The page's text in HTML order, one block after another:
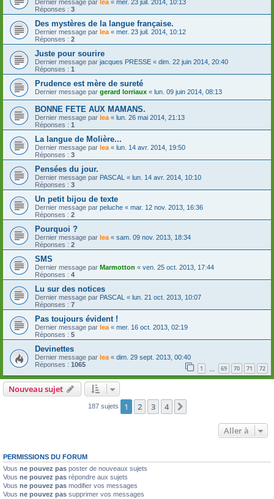
Dernier message par lea« mer. 23 juil. 2014, 10:13
Réponses : 3
Des mystères de la langue française.
Dernier message par lea« mer. 23 juil. 2014, 10:12
Réponses : 2
Juste pour sourire
Dernier message par jacques PRESSE « dim. 22 juin 2014, 20:40
Réponses : 1
Prudence est mère de sureté
Dernier message par gerard lorriaux « lun. 09 juin 2014, 08:13
BONNE FETE AUX MAMANS.
Dernier message par lea« lun. 26 mai 2014, 21:13
Réponses : 1
La langue de Molière...
Dernier message par lea« lun. 14 avr. 2014, 19:50
Réponses : 3
Pensées du jour.
Dernier message par PASCAL « lun. 14 avr. 2014, 10:10
Réponses : 3
Un petit bijou de texte
Dernier message par peluche « mar. 12 nov. 2013, 16:36
Réponses : 2
Pourquoi ?
Dernier message par lea« sam. 09 nov. 2013, 18:34
Réponses : 2
SMS
Dernier message par Marmotton « ven. 25 oct. 2013, 17:44
Réponses : 4
Lu sur des notices
Dernier message par PASCAL « lun. 21 oct. 2013, 10:07
Réponses : 7
Pas toujours évident !
Dernier message par lea« mer. 16 oct. 2013, 02:19
Réponses : 5
Devinettes
Dernier message par lea« dim. 29 sept. 2013, 00:40
Réponses : 1065 1 69 70 71 72
Nouveau sujet
187 sujets 1 2 3 4
Aller à
PERMISSIONS DU FORUM
Vous ne pouvez pas poster de nouveaux sujets
Vous ne pouvez pas répondre aux sujets
Vous ne pouvez pas modifier vos messages
Vous ne pouvez pas supprimer vos messages